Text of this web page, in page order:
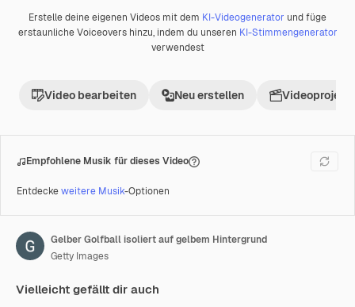
Premium
Erstelle deine eigenen Videos mit dem KI-Videogenerator und füge
erstaunliche Voiceovers hinzu, indem du unseren KI-Stimmengenerator
verwendest
Video bearbeiten Neu erstellen Videoprojekt
Empfohlene Musik für dieses Video
Entdeckeweitere Musik-Optionen
Gelber Golfball isoliert auf gelbem Hintergrund
Getty Images
Vielleicht gefällt dir auch